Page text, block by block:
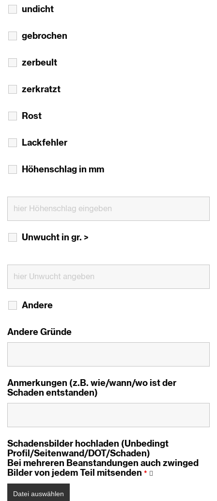
undicht
gebrochen
zerbeult
zerkratzt
Rost
Lackfehler
Höhenschlag in mm
Unwucht in gr. >
Andere
Andere Gründe
Anmerkungen (z.B. wie/wann/wo ist der
Schaden entstanden)
Schadensbilder hochladen (Unbedingt
Profil/Seitenwand/DOT/Schaden)
Bei mehreren Beanstandungen auch zwinged
Bilder von jedem Teil mitsenden *
Datei auswählen